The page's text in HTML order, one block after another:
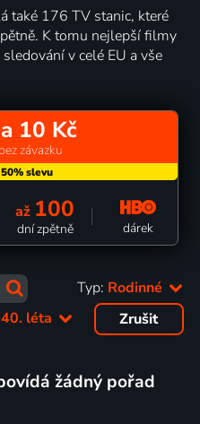
také 176 TV stanic, které
K tomu nejlepší filmy
v celé EU a vše
10 Kč
závazku
až 100
dní zpětně dárek
Typ: Rodinné
40. léta Zrušit
žádný pořad